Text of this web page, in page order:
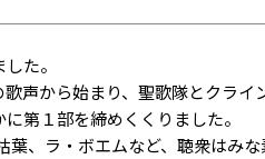
た。
声から始まり、聖歌隊とクライ
第１部を締めくくりました。
、ラ・ボエムなど、聴衆はみな